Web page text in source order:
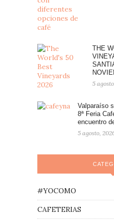
THE
5
Valparaíso
8ª Feria
encuentro
5 agosto,
#YOCOMO
CAFETERIAS